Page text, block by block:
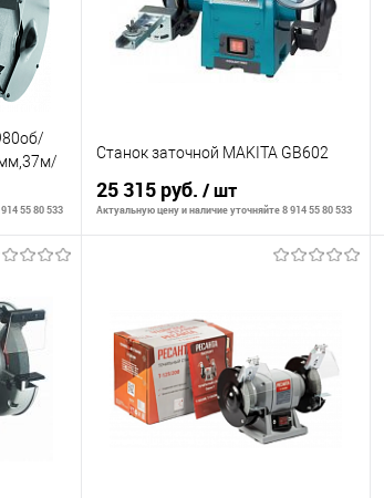
55 80 533
Станок заточной MAKITA GB602
25 315 руб. / шт
Актуальную цену и наличие уточняйте 8 914 55 80 533
К сравнению
В избранное
В наличии